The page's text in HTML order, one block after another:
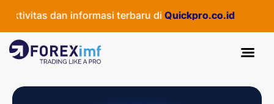
dan informasi terbaru diQuickpro.co.id